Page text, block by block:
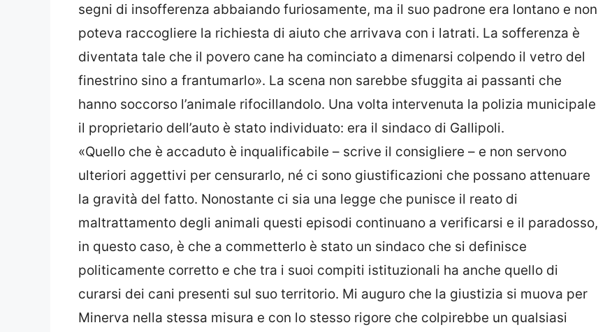
segni di insofferenza abbaiando furiosamente, ma il suo padrone era lontano e non
poteva raccogliere la richiesta di aiuto che arrivava con i latrati. La sofferenza è
diventata tale che il povero cane ha cominciato a dimenarsi colpendo il vetro del
finestrino sino a frantumarlo». La scena non sarebbe sfuggita ai passanti che
hanno soccorso l’animale rifocillandolo. Una volta intervenuta la polizia municipale
il proprietario dell’auto è stato individuato: era il sindaco di Gallipoli.
«Quello che è accaduto è inqualificabile – scrive il consigliere – e non servono
ulteriori aggettivi per censurarlo, né ci sono giustificazioni che possano attenuare
la gravità del fatto. Nonostante ci sia una legge che punisce il reato di
maltrattamento degli animali questi episodi continuano a verificarsi e il paradosso,
in questo caso, è che a commetterlo è stato un sindaco che si definisce
politicamente corretto e che tra i suoi compiti istituzionali ha anche quello di
curarsi dei cani presenti sul suo territorio. Mi auguro che la giustizia si muova per
Minerva nella stessa misura e con lo stesso rigore che colpirebbe un qualsiasi